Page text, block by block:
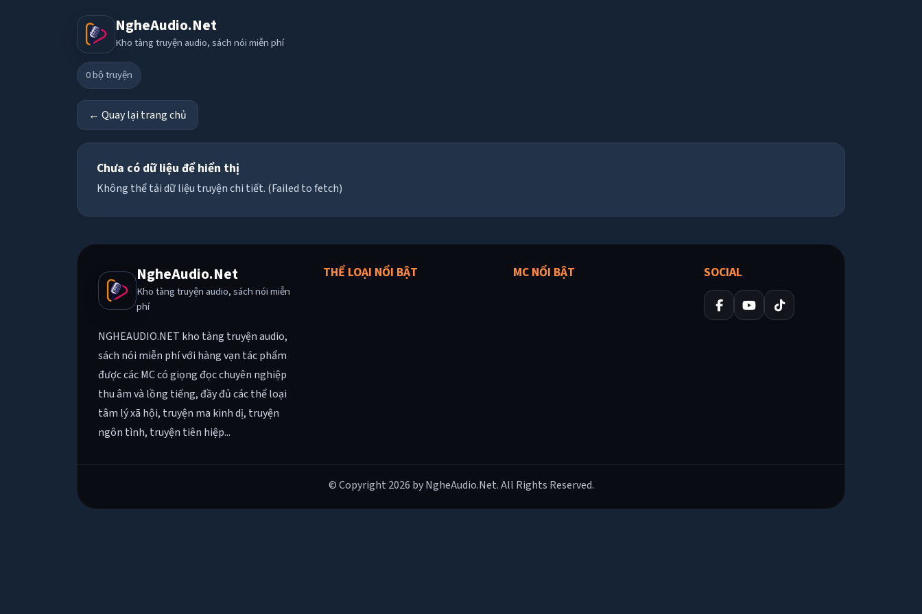
NgheAudio.Net
Kho tàng truyện audio, sách nói miễn phí
0bộ truyện
← Quay lại trang chủ
Chưa có dữ liệu để hiển thị
Không thể tải dữ liệu truyện chi tiết. (Failed to fetch)
NgheAudio.Net
Kho tàng truyện audio, sách nói miễn
phí
NGHEAUDIO.NET kho tàng truyện audio,
sách nói miễn phí với hàng vạn tác phẩm
được các MC có giọng đọc chuyên nghiệp
thu âm và lồng tiếng, đầy đủ các thể loại
tâm lý xã hội, truyện ma kinh dị, truyện
ngôn tình, truyện tiên hiệp...
THỂ LOẠI NỔI BẬT MC NỔI BẬT SOCIAL
© Copyright 2026 by NgheAudio.Net. All Rights Reserved.